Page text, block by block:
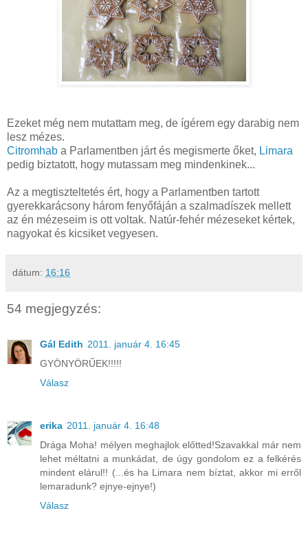
Ezeket még nem mutattam meg, de ígérem egy darabig nem
lesz mézes.
Citromhab a Parlamentben járt és megismerte őket, Limara
pedig biztatott, hogy mutassam meg mindenkinek...
Az a megtiszteltetés ért, hogy a Parlamentben tartott
gyerekkarácsony három fenyőfáján a szalmadíszek mellett
az én mézeseim is ott voltak. Natúr-fehér mézeseket kértek,
nagyokat és kicsiket vegyesen.
dátum: 16:16
54 megjegyzés:
Gál Edith 2011. január 4. 16:45
GYÖNYÖRŰEK!!!!!
Válasz
erika 2011. január 4. 16:48
Drága Moha! mélyen meghajlok előtted!Szavakkal már nem
lehet méltatni a munkádat, de úgy gondolom ez a felkérés
mindent elárul!! (...és ha Limara nem bíztat, akkor mi erről
lemaradunk? ejnye-ejnye!)
Válasz